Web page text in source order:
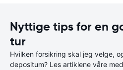
Nyttige tips for en
tur
Hvilken forsikring skal jeg velge,
depositum? Les artiklene våre